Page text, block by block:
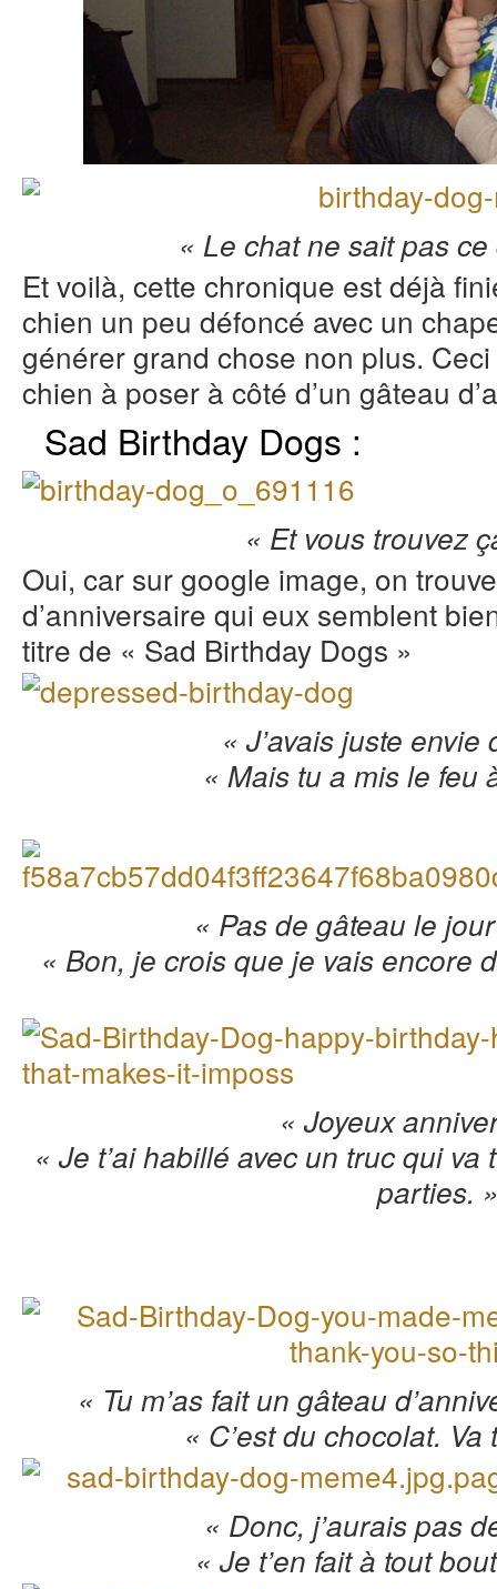
« Le chat ne sait pas ce
Et voilà, cette chronique est déjà
chien un peu défoncé avec un
générer grand chose non plus.
chien à poser à côté d’un gâteau
Sad Birthday Dogs :
« Et vous trouvez
Oui, car sur google image, on
d’anniversaire qui eux semblent
titre de « Sad Birthday Dogs »
« J’avais juste
« Mais tu a mis le feu
« Pas de gâteau le
« Bon, je crois que je vais encore
« Joyeux
« Je t’ai habillé avec un truc qui
parties.
« Tu m’as fait un gâteau
« C’est du chocolat.
« Donc, j’aurais pas
« Je t’en fait à tout